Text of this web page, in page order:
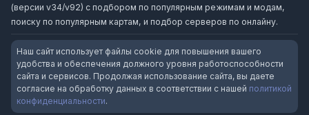
(версии v34/v92) с подбором по популярным режимам и модам,
поиску по популярным картам, и подбор серверов по онлайну.
Наш сайт использует файлы cookie для повышения вашего
удобства и обеспечения должного уровня работоспособности
сайта и сервисов. Продолжая использование сайта, вы даете
согласие на обработку данных в соответствии с нашей политикой
конфиденциальности.